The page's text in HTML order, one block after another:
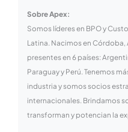
Sobre Apex:
Somos líderes en BPO y
Latina. Nacimos en
presentes en 6 países:
Paraguay y Perú. Tenemos
industria y somos socios
internacionales. Brindamos
transforman y potencian la